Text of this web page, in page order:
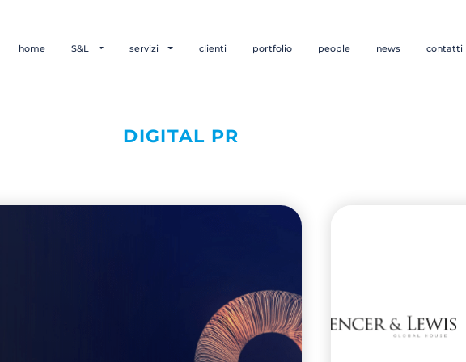
home S&L servizi clienti portfolio people news contatti
DIGITAL PR